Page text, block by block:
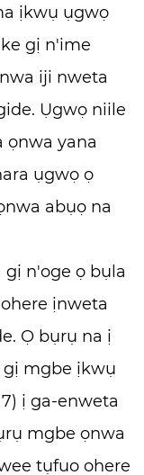
ịkwụ ụgwọ
gị n'ime
iji nweta
Ụgwọ niile
ọnwa yana
ụgwọ ọ
abụọ na
n'oge ọ bụla
ịnweta
Ọ bụrụ na ị
mgbe ịkwụ
ị ​​ga-enweta
mgbe ọnwa
tụfuo ohere